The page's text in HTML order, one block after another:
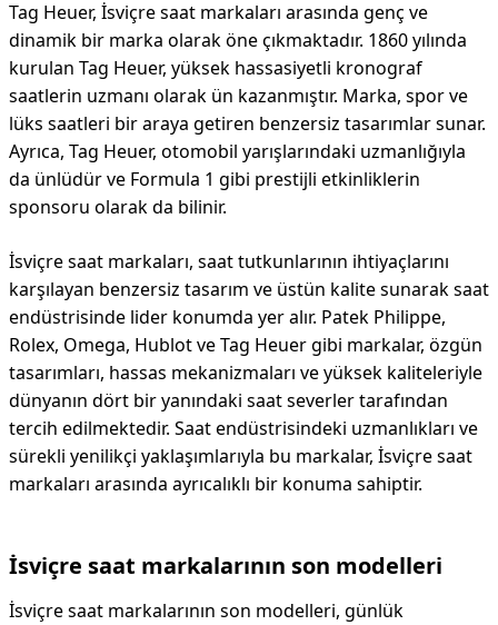
Tag Heuer, İsviçre saat markaları arasında genç ve
dinamik bir marka olarak öne çıkmaktadır. 1860 yılında
kurulan Tag Heuer, yüksek hassasiyetli kronograf
saatlerin uzmanı olarak ün kazanmıştır. Marka, spor ve
lüks saatleri bir araya getiren benzersiz tasarımlar sunar.
Ayrıca, Tag Heuer, otomobil yarışlarındaki uzmanlığıyla
da ünlüdür ve Formula 1 gibi prestijli etkinliklerin
sponsoru olarak da bilinir.
İsviçre saat markaları, saat tutkunlarının ihtiyaçlarını
karşılayan benzersiz tasarım ve üstün kalite sunarak saat
endüstrisinde lider konumda yer alır. Patek Philippe,
Rolex, Omega, Hublot ve Tag Heuer gibi markalar, özgün
tasarımları, hassas mekanizmaları ve yüksek kaliteleriyle
dünyanın dört bir yanındaki saat severler tarafından
tercih edilmektedir. Saat endüstrisindeki uzmanlıkları ve
sürekli yenilikçi yaklaşımlarıyla bu markalar, İsviçre saat
markaları arasında ayrıcalıklı bir konuma sahiptir.
İsviçre saat markalarının son modelleri
İsviçre saat markalarının son modelleri, günlük